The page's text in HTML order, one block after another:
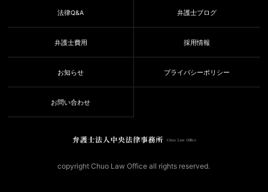
法律Q&A 弁護士ブログ
弁護士費用 採用情報
お知らせ プライバシーポリシー
お問い合わせ
copyright Chuo Law Office all rights reserved.